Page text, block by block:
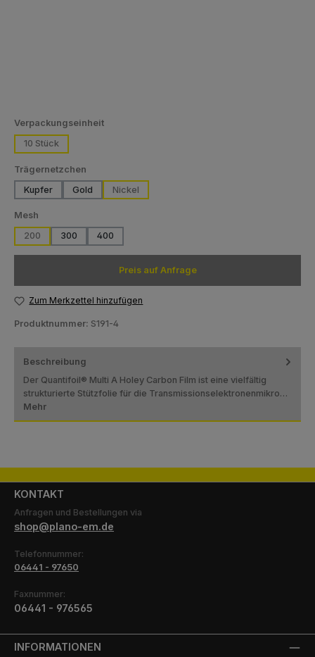
Verpackungseinheitauswählen
10 Stück
Trägernetzchen
Kupfer
Gold Nickel
Mesh
200
300 400
Preis auf Anfrage
Zum Merkzettel hinzufügen
Produktnummer: S191-4
Beschreibung
Der Quantifoil® Multi A Holey Carbon Film ist eine vielfältig
strukturierte Stützfolie für die Transmissionselektronenmikro…
Mehr
KONTAKT
Anfragen und Bestellungen via
shop@plano-em.de
Telefonnummer:
06441 - 97650
Faxnummer:
06441 - 976565
INFORMATIONEN